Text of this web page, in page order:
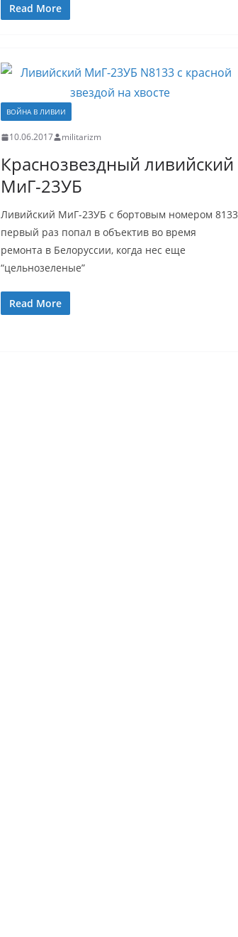
Read More
ВОЙНА В ЛИВИИ
10.06.2017 militarizm
Краснозвездный ливийский
МиГ-23УБ
Ливийский МиГ-23УБ с бортовым номером 8133
первый раз попал в объектив во время
ремонта в Белоруссии, когда нес еще
“цельнозеленые”
Read More